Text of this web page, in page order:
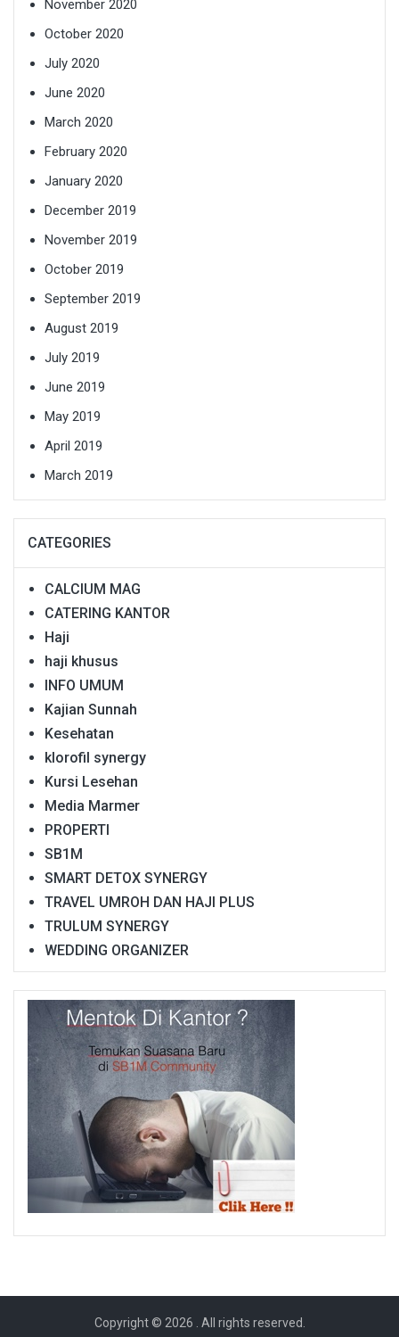
November 2020
October 2020
July 2020
June 2020
March 2020
February 2020
January 2020
December 2019
November 2019
October 2019
September 2019
August 2019
July 2019
June 2019
May 2019
April 2019
March 2019
CATEGORIES
CALCIUM MAG
CATERING KANTOR
Haji
haji khusus
INFO UMUM
Kajian Sunnah
Kesehatan
klorofil synergy
Kursi Lesehan
Media Marmer
PROPERTI
SB1M
SMART DETOX SYNERGY
TRAVEL UMROH DAN HAJI PLUS
TRULUM SYNERGY
WEDDING ORGANIZER
Copyright © 2026 . All rights reserved.